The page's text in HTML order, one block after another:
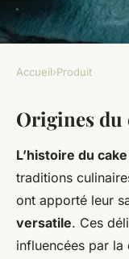
: des
Noé•23 avril 2025•
Accueil›Produit
Origines du
L’histoire du cake
traditions
ont apporté leur
versatile. Ces
influencées par